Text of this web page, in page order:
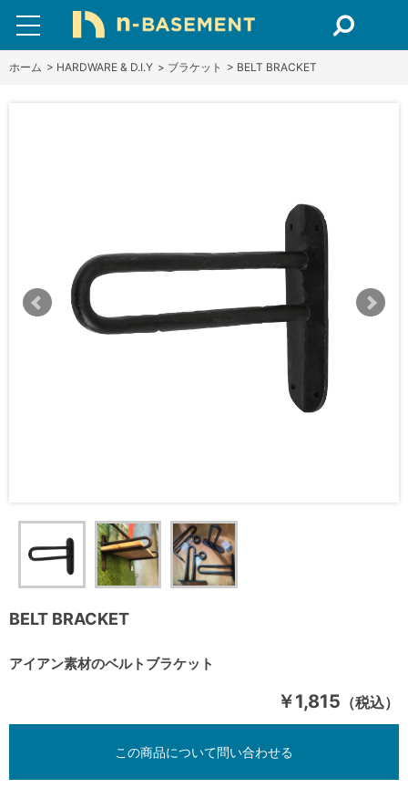
ホーム > HARDWARE & D.I.Y > ブラケット > BELT BRACKET
BELT BRACKET
アイアン素材のベルトブラケット
￥1,815 （税込）
この商品について問い合わせる